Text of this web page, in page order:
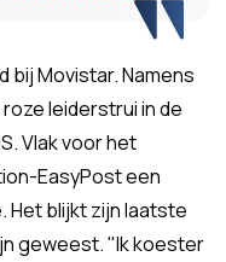
bij Movistar. Namens
leiderstrui in de
Vlak voor het
EasyPost een
Het blijkt zijn laatste
geweest. "Ik koester